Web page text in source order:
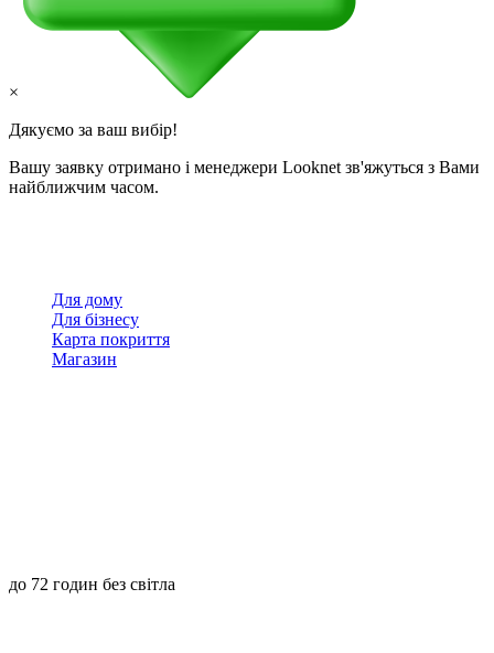
×
Дякуємо за ваш вибір!
Вашу заявку отримано і менеджери Looknet зв'яжуться з Вами
найближчим часом.
Для дому
Для бізнесу
Карта покриття
Магазин
до 72 годин без світла